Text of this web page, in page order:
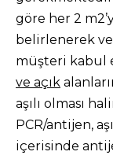
göre her 2
belirlenerek ve
müşteri kabul
ve açık
aşılı olması
PCR/antijen,
içerisinde